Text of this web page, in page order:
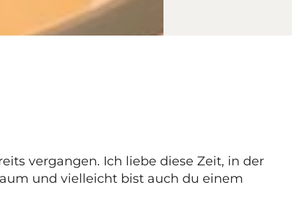
vergangen. Ich liebe diese Zeit, in der
und vielleicht bist auch du einem